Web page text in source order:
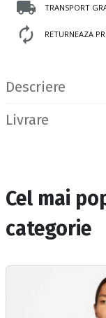
TRANSPORT
RETURNEAZA
Descriere
Livrare
Cel mai
categorie